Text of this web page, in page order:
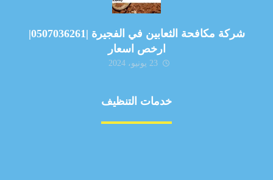
شركة مكافحة الثعابين في الفجيرة |0507036261|
ارخص اسعار
23 يونيو، 2024
خدمات التنظيف